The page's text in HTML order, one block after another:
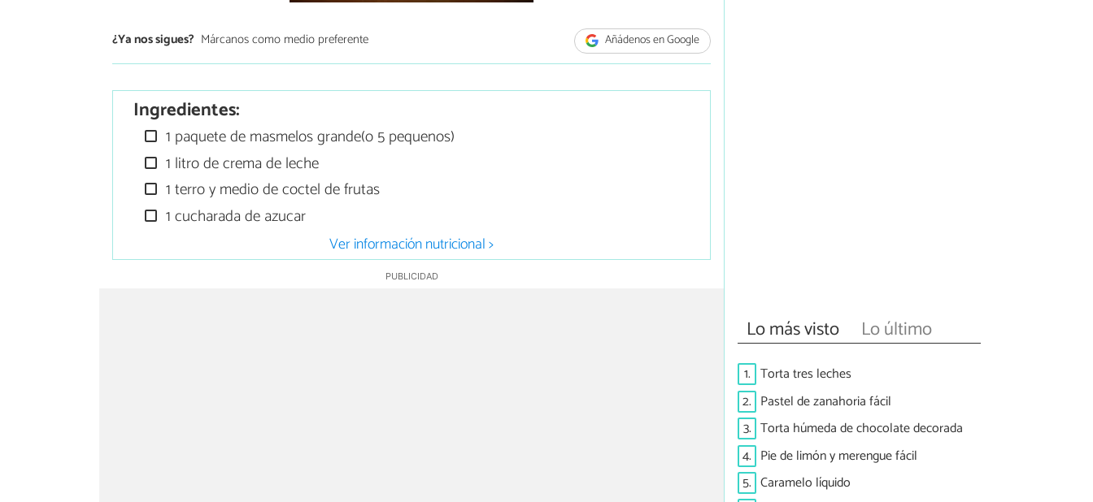
¿Ya nos sigues? Márcanos como medio preferente Añádenos en Google
Ingredientes:
1 paquete de masmelos grande(o 5 pequenos)
1 litro de crema de leche
1 terro y medio de coctel de frutas
1 cucharada de azucar
Ver información nutricional >
Lo más visto Lo último
1. Torta tres leches
2. Pastel de zanahoria fácil
3. Torta húmeda de chocolate decorada
4. Pie de limón y merengue fácil
5. Caramelo líquido